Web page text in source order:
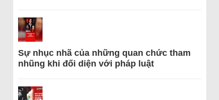
Sự nhục nhã của những quan chức tham
nhũng khi đối diện với pháp luật